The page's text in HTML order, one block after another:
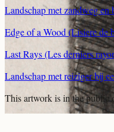
Landschap met zandweg en
Edge of a Wood (Lisiere de
Last Rays (Les derniers
Landschap met reiziger bij
This artwork is in thepublic